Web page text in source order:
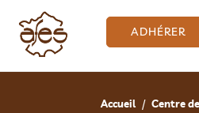
ADHÉRER
Accueil
Centre